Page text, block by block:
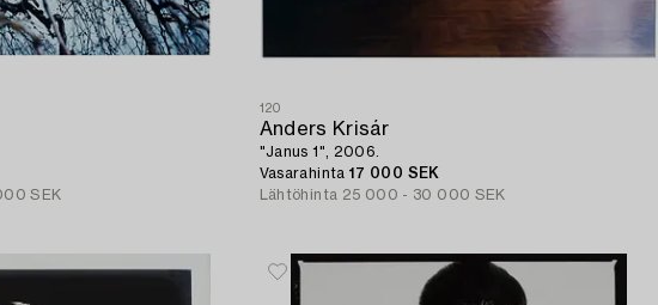
SEK
120
Anders Krisár
"Janus 1", 2006.
Vasarahinta 17 000 SEK
Lähtöhinta 25 000 - 30 000 SEK